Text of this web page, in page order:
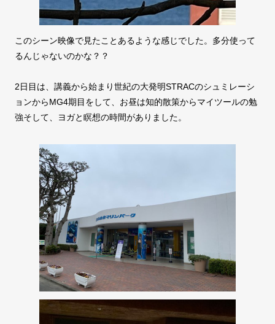
このシーン映像で見たことあるような感じでした。多分使って
るんじゃないのかな？？
2日目は、講義から始まり世紀の大発明STRACのシュミレーシ
ョンからMG4期目をして、お昼は知的散策からマイツールの勉
強そして、ヨガと瞑想の時間がありました。